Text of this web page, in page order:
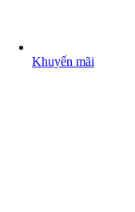
Khuyến mãi